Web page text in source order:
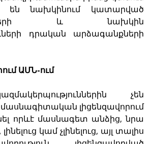
են նախկինում կատարված
և նախկին
դրական արձագանքների
ԱՄՆ-ում
չեն
լիցենզավորում
որևէ մասնագետ անձից, նրա
կամ չլինելուց, այլ տալիս